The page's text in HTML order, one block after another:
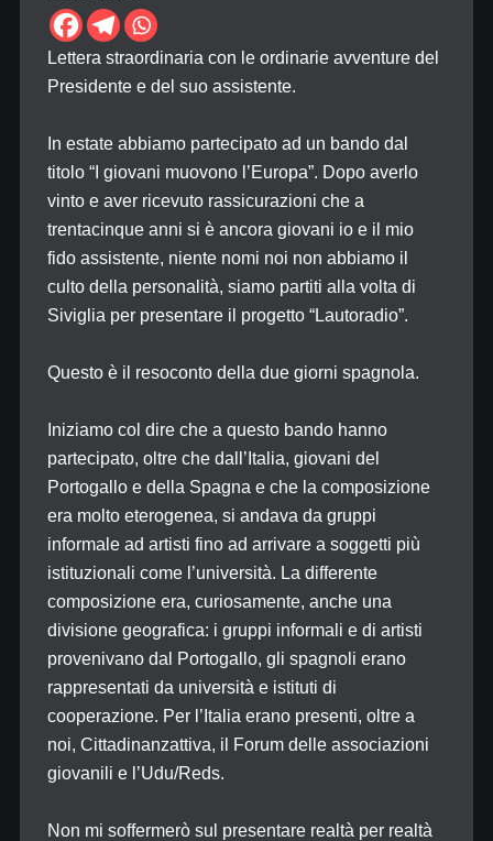
Lettera straordinaria con le ordinarie avventure del
Presidente e del suo assistente.
In estate abbiamo partecipato ad un bando dal
titolo “I giovani muovono l’Europa”. Dopo averlo
vinto e aver ricevuto rassicurazioni che a
trentacinque anni si è ancora giovani io e il mio
fido assistente, niente nomi noi non abbiamo il
culto della personalità, siamo partiti alla volta di
Siviglia per presentare il progetto “Lautoradio”.
Questo è il resoconto della due giorni spagnola.
Iniziamo col dire che a questo bando hanno
partecipato, oltre che dall’Italia, giovani del
Portogallo e della Spagna e che la composizione
era molto eterogenea, si andava da gruppi
informale ad artisti fino ad arrivare a soggetti più
istituzionali come l’università. La differente
composizione era, curiosamente, anche una
divisione geografica: i gruppi informali e di artisti
provenivano dal Portogallo, gli spagnoli erano
rappresentati da università e istituti di
cooperazione. Per l’Italia erano presenti, oltre a
noi, Cittadinanzattiva, il Forum delle associazioni
giovanili e l’Udu/Reds.
Non mi soffermerò sul presentare realtà per realtà